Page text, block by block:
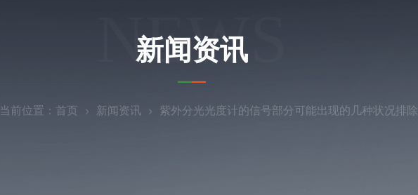
NEWS
新闻资讯
当前位置： 首页 新闻资讯 紫外分光光度计的信号部分可能出现的几种状况排除